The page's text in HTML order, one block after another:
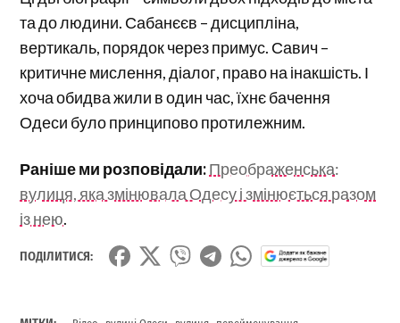
та до людини. Сабанєєв – дисципліна,
вертикаль, порядок через примус. Савич –
критичне мислення, діалог, право на інакшість. І
хоча обидва жили в один час, їхнє бачення
Одеси було принципово протилежним.
Раніше ми розповідали:Преображенська:
вулиця, яка змінювала Одесу і змінюється разом
із нею.
ПОДІЛИТИСЯ: